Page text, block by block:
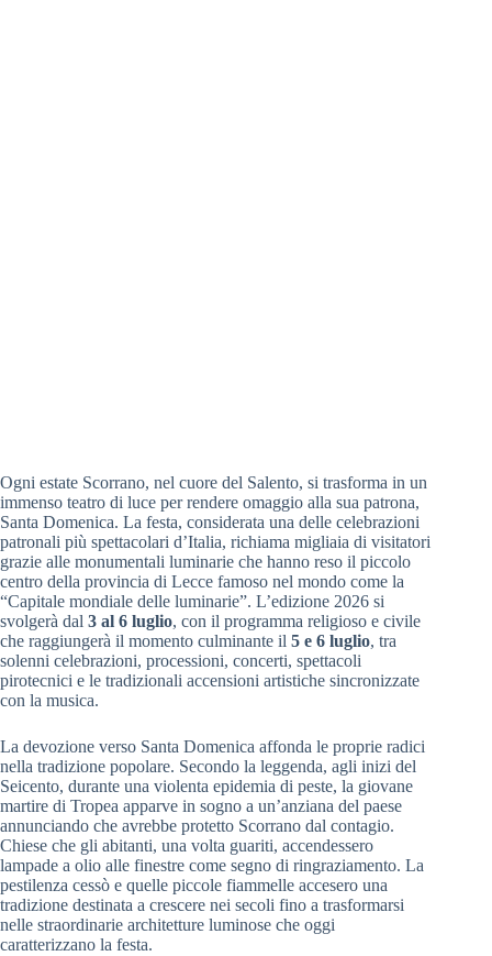
Ogni estate Scorrano, nel cuore del Salento, si trasforma in un
immenso teatro di luce per rendere omaggio alla sua patrona,
Santa Domenica. La festa, considerata una delle celebrazioni
patronali più spettacolari d’Italia, richiama migliaia di visitatori
grazie alle monumentali luminarie che hanno reso il piccolo
centro della provincia di Lecce famoso nel mondo come la
“Capitale mondiale delle luminarie”. L’edizione 2026 si
svolgerà dal 3 al 6 luglio, con il programma religioso e civile
che raggiungerà il momento culminante il 5 e 6 luglio, tra
solenni celebrazioni, processioni, concerti, spettacoli
pirotecnici e le tradizionali accensioni artistiche sincronizzate
con la musica.
La devozione verso Santa Domenica affonda le proprie radici
nella tradizione popolare. Secondo la leggenda, agli inizi del
Seicento, durante una violenta epidemia di peste, la giovane
martire di Tropea apparve in sogno a un’anziana del paese
annunciando che avrebbe protetto Scorrano dal contagio.
Chiese che gli abitanti, una volta guariti, accendessero
lampade a olio alle finestre come segno di ringraziamento. La
pestilenza cessò e quelle piccole fiammelle accesero una
tradizione destinata a crescere nei secoli fino a trasformarsi
nelle straordinarie architetture luminose che oggi
caratterizzano la festa.